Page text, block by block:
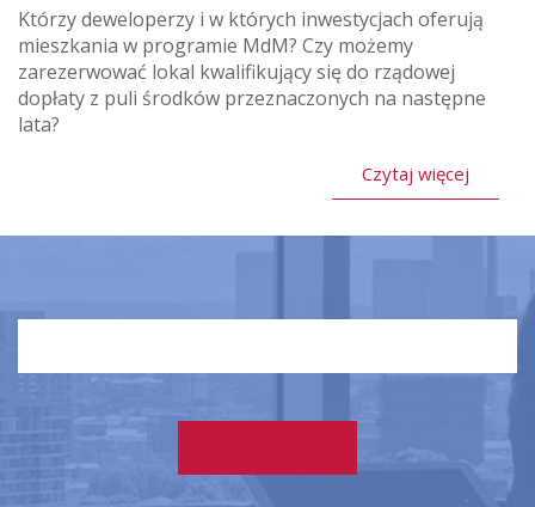
Którzy deweloperzy i w których inwestycjach oferują
mieszkania w programie MdM? Czy możemy
zarezerwować lokal kwalifikujący się do rządowej
dopłaty z puli środków przeznaczonych na następne
lata?
Czytaj więcej